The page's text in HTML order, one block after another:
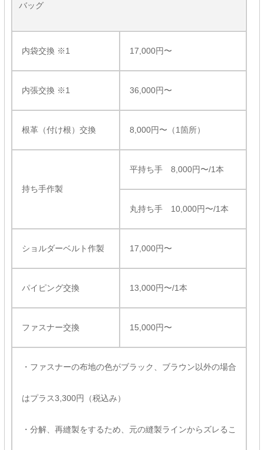
バッグ
内袋交換 ※1 17,000円〜
内張交換 ※1 36,000円〜
根革（付け根）交換 8,000円〜（1箇所）
持ち手作製
平持ち手 8,000円〜/1本
丸持ち手 10,000円〜/1本
ショルダーベルト作製 17,000円〜
パイピング交換 13,000円〜/1本
ファスナー交換 15,000円〜
・ファスナーの布地の色がブラック、ブラウン以外の場合
はプラス3,300円（税込み）
・分解、再縫製をするため、元の縫製ラインからズレるこ